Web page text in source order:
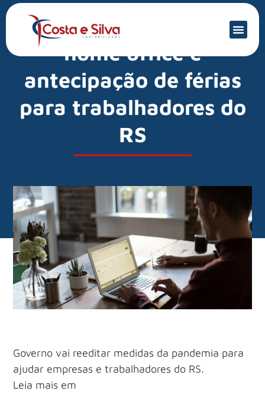
Mercado Financeiro
Governo retomará
home office e
antecipação de férias
para trabalhadores do
RS
Governo vai reeditar medidas da pandemia para
ajudar empresas e trabalhadores do RS.
Leia mais em